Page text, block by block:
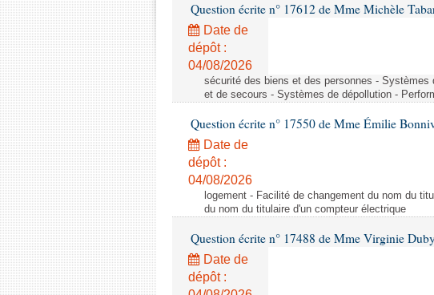
Question écrite n° 17612 de Mme Michèle
Date de
dépôt :
04/08/2026
sécurité des biens et des personnes -
et de secours - Systèmes de dépollution -
Question écrite n° 17550 de Mme Émilie
Date de
dépôt :
04/08/2026
logement - Facilité de changement du nom du
du nom du titulaire d'un compteur électrique
Question écrite n° 17488 de Mme Virginie
Date de
dépôt :